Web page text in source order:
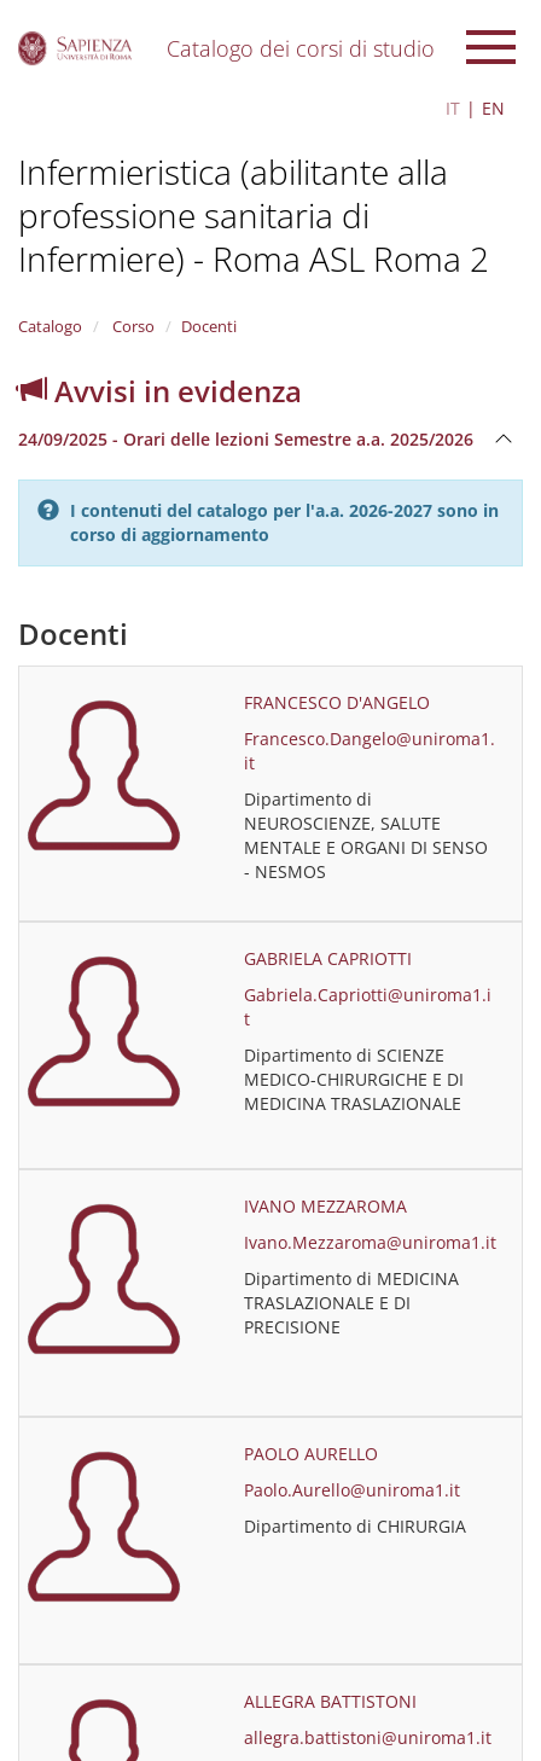
Catalogo dei corsi di studio
IT EN
Infermieristica (abilitante alla
professione sanitaria di
Infermiere) - Roma ASL Roma 2
Catalogo Corso Docenti
Avvisi in evidenza
24/09/2025 - Orari delle lezioni Semestre a.a. 2025/2026
I contenuti del catalogo per l'a.a. 2026-2027 sono in
corso di aggiornamento
Docenti
FRANCESCO D'ANGELO
Francesco.Dangelo@uniroma1.
it
Dipartimento di
NEUROSCIENZE, SALUTE
MENTALE E ORGANI DI SENSO
- NESMOS
GABRIELA CAPRIOTTI
Gabriela.Capriotti@uniroma1.i
t
Dipartimento di SCIENZE
MEDICO-CHIRURGICHE E DI
MEDICINA TRASLAZIONALE
IVANO MEZZAROMA
Ivano.Mezzaroma@uniroma1.it
Dipartimento di MEDICINA
TRASLAZIONALE E DI
PRECISIONE
PAOLO AURELLO
Paolo.Aurello@uniroma1.it
Dipartimento di CHIRURGIA
ALLEGRA BATTISTONI
allegra.battistoni@uniroma1.it